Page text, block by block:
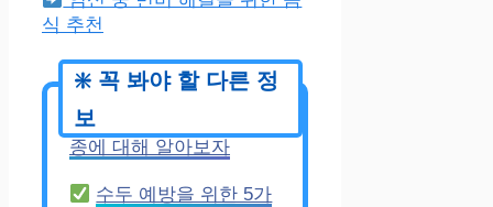
식 추천
종에 대해 알아보자
수두 예방을 위한 5가